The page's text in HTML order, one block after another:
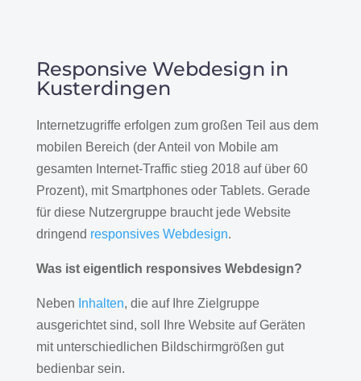
Responsive Webdesign in
Kusterdingen
Internetzugriffe erfolgen zum großen Teil aus dem
mobilen Bereich (der Anteil von Mobile am
gesamten Internet-Traffic stieg 2018 auf über 60
Prozent), mit Smartphones oder Tablets. Gerade
für diese Nutzergruppe braucht jede Website
dringend responsives Webdesign.
Was ist eigentlich responsives Webdesign?
Neben Inhalten, die auf Ihre Zielgruppe
ausgerichtet sind, soll Ihre Website auf Geräten
mit unterschiedlichen Bildschirmgrößen gut
bedienbar sein.